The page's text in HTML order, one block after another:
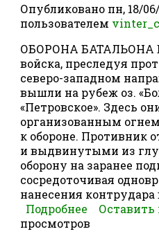
Опубликовано пн, 18/
пользователем
ОБОРОНА БАТАЛЬОНА
войска, преследуя
северо-за­падном
вышли на рубеж оз.
«Петровское». Здесь
организованным
к обороне. Противник
и выдвинутыми из
оборону на заранее
сосредоточивая
нанесения
Подробнее о Оборона
просмотров